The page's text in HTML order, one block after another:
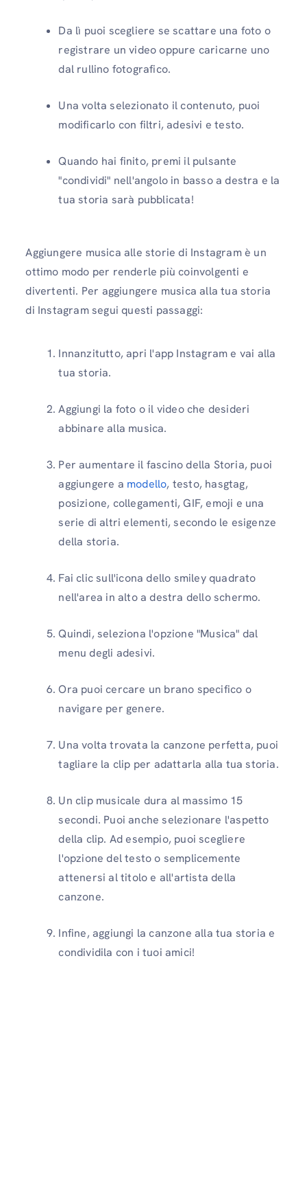
Da lì puoi scegliere se scattare una foto o
registrare un video oppure caricarne uno
dal rullino fotografico.
Una volta selezionato il contenuto, puoi
modificarlo con filtri, adesivi e testo.
Quando hai finito, premi il pulsante
"condividi" nell'angolo in basso a destra e la
tua storia sarà pubblicata!
Aggiungere musica alle storie di Instagram è un
ottimo modo per renderle più coinvolgenti e
divertenti. Per aggiungere musica alla tua storia
di Instagram segui questi passaggi:
Innanzitutto, apri l'app Instagram e vai alla
tua storia.
Aggiungi la foto o il video che desideri
abbinare alla musica.
Per aumentare il fascino della Storia, puoi
aggiungere a modello, testo, hasgtag,
posizione, collegamenti, GIF, emoji e una
serie di altri elementi, secondo le esigenze
della storia.
Fai clic sull'icona dello smiley quadrato
nell'area in alto a destra dello schermo.
Quindi, seleziona l'opzione "Musica" dal
menu degli adesivi.
Ora puoi cercare un brano specifico o
navigare per genere.
Una volta trovata la canzone perfetta, puoi
tagliare la clip per adattarla alla tua storia.
Un clip musicale dura al massimo 15
secondi. Puoi anche selezionare l'aspetto
della clip. Ad esempio, puoi scegliere
l'opzione del testo o semplicemente
attenersi al titolo e all'artista della
canzone.
Infine, aggiungi la canzone alla tua storia e
condividila con i tuoi amici!